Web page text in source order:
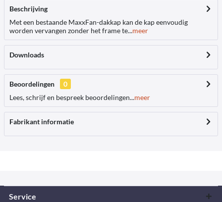
Beschrijving
Met een bestaande MaxxFan-dakkap kan de kap eenvoudig
worden vervangen zonder het frame te...meer
Downloads
Beoordelingen
0
Lees, schrijf en bespreek beoordelingen...meer
Fabrikant informatie
Service